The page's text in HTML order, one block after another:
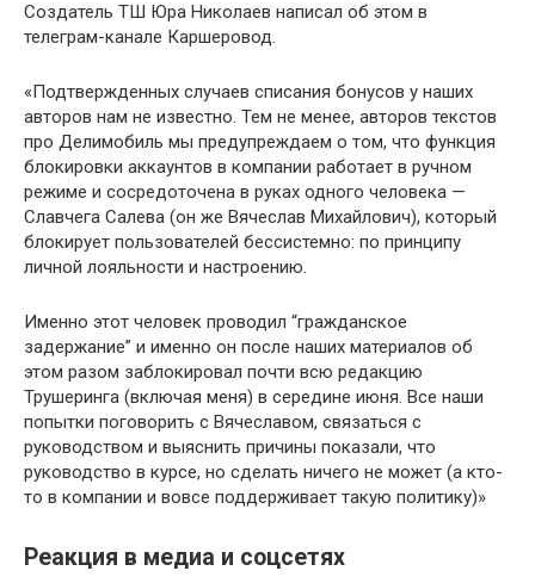
Создатель ТШ Юра Николаев написал об этом в
телеграм-канале Каршеровод.
«Подтвержденных случаев списания бонусов у наших
авторов нам не известно. Тем не менее, авторов текстов
про Делимобиль мы предупреждаем о том, что функция
блокировки аккаунтов в компании работает в ручном
режиме и сосредоточена в руках одного человека —
Славчега Салева (он же Вячеслав Михайлович), который
блокирует пользователей бессистемно: по принципу
личной лояльности и настроению.
Именно этот человек проводил “гражданское
задержание” и именно он после наших материалов об
этом разом заблокировал почти всю редакцию
Трушеринга (включая меня) в середине июня. Все наши
попытки поговорить с Вячеславом, связаться с
руководством и выяснить причины показали, что
руководство в курсе, но сделать ничего не может (а кто-
то в компании и вовсе поддерживает такую политику)»
Реакция в медиа и соцсетях